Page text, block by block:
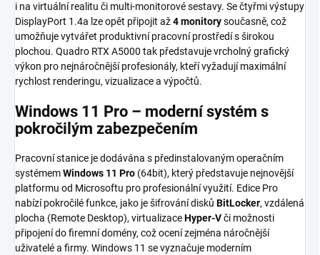
i na virtuální realitu či multi-monitorové sestavy. Se čtyřmi výstupy
DisplayPort 1.4a lze opět připojit až4 monitorysoučasně, což
umožňuje vytvářet produktivní pracovní prostředí s širokou
plochou. Quadro RTX A5000 tak představuje vrcholný grafický
výkon pro nejnáročnější profesionály, kteří vyžadují maximální
rychlost renderingu, vizualizace a výpočtů.
Windows 11 Pro – moderní systém s
pokročilým zabezpečením
Pracovní stanice je dodávána s předinstalovaným operačním
systémemWindows 11 Pro (64bit), který představuje nejnovější
platformu od Microsoftu pro profesionální využití. Edice Pro
nabízí pokročilé funkce, jako je šifrování disků BitLocker, vzdálená
plocha (Remote Desktop), virtualizaceHyper-Vči možnosti
připojení do firemní domény, což ocení zejména náročnější
uživatelé a firmy. Windows 11 se vyznačuje moderním